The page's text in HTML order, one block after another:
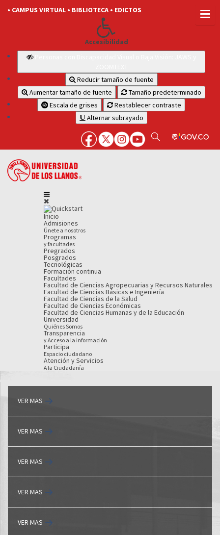
• CAMPUS VIRTUAL • BIBLIOTECA • EDICTOS
Accesibilidad
Reducir tamaño de fuente
Aumentar tamaño de fuente
Tamaño predeterminado
Escala de grises
Restablecer contraste
Alternar subrayado
Inicio
Admisiones
Únete a nosotros
Programas
y facultades
Pregrados
Posgrados
Tecnológicas
Formación continua
Facultades
Facultad de Ciencias Agropecuarias y Recursos Naturales
Facultad de Ciencias Básicas e Ingeniería
Facultad de Ciencias de la Salud
Facultad de Ciencias Económicas
Facultad de Ciencias Humanas y de la Educación
Universidad
Quiénes Somos
Transparencia
y Acceso a la información
Participa
Espacio ciudadano
Atención y Servicios
A la Ciudadanía
VER MAS
VER MAS
VER MAS
VER MAS
VER MAS